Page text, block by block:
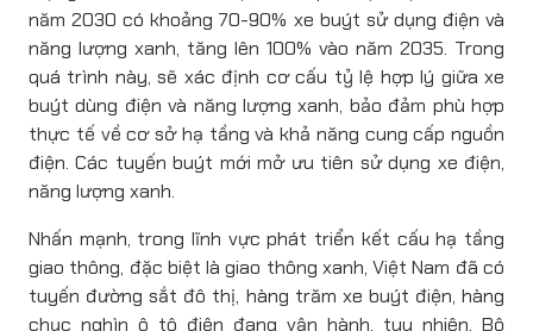
năm 2030 có khoảng 70-90% xe buýt sử dụng điện và
năng lượng xanh, tăng lên 100% vào năm 2035. Trong
quá trình này, sẽ xác định cơ cấu tỷ lệ hợp lý giữa xe
buýt dùng điện và năng lượng xanh, bảo đảm phù hợp
thực tế về cơ sở hạ tầng và khả năng cung cấp nguồn
điện. Các tuyến buýt mới mở ưu tiên sử dụng xe điện,
năng lượng xanh.
Nhấn mạnh, trong lĩnh vực phát triển kết cấu hạ tầng
giao thông, đặc biệt là giao thông xanh, Việt Nam đã có
tuyến đường sắt đô thị, hàng trăm xe buýt điện, hàng
chục nghìn ô tô điện đang vận hành, tuy nhiên, Bộ